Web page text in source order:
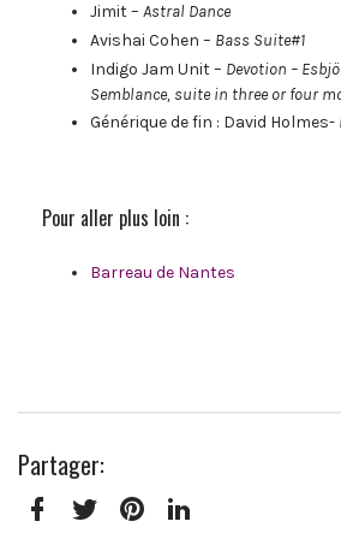
Jimit – Astral Dance
Avishai Cohen – Bass Suite#1
Indigo Jam Unit – Devotion –
Semblance, suite in three or four
Générique de fin : David Holmes-
Pour aller plus loin :
Barreau de Nantes
Partager: